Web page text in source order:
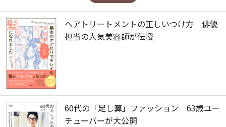
ヘアトリートメントの正しいつけ方 俳優
担当の人気美容師が伝授
60代の「足し算」ファッション 63歳ユー
チューバーが大公開